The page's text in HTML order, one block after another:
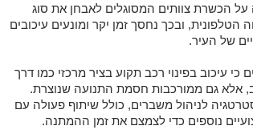
הכשרת צוותים המסוגלים לאבחן את סוג
ובכך נחסך זמן יקר ומונעים עיכובים
של העיר.
משנת 2026 מראים כי עיכוב בפינוי רכב תקוע בציר מרכזי כמו דרך
אלא גם ממורכבות חסמת התנועה שנוצרת.
לניהול משברים, כולל שיתוף פעולה עם
נוספים כדי לצמצם את זמן ההמתנה.